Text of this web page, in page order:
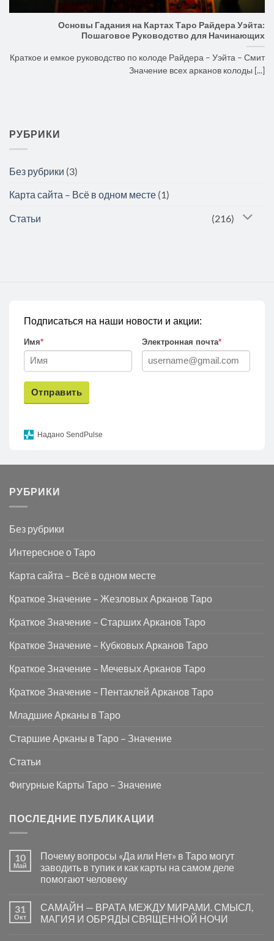
Основы Гадания на Картах Таро Райдера Уэйта:
Пошаговое Руководство для Начинающих
Краткое и емкое руководство по колоде Райдера – Уэйта – Смит
Значение всех арканов колоды [...]
РУБРИКИ
Без рубрики (3)
Карта сайта – Всё в одном месте (1)
Статьи (216)
Подписаться на наши новости и акции:
Имя* Электронная почта*
Отправить
Надано SendPulse
РУБРИКИ
Без рубрики
Интересное о Таро
Карта сайта – Всё в одном месте
Краткое Значение – Жезловых Арканов Таро
Краткое Значение – Старших Арканов Таро
Краткое Значение – Кубковых Арканов Таро
Краткое Значение – Мечевых Арканов Таро
Краткое Значение – Пентаклей Арканов Таро
Младшие Арканы в Таро
Старшие Арканы в Таро – Значение
Статьи
Фигурные Карты Таро – Значение
ПОСЛЕДНИЕ ПУБЛИКАЦИИ
10
Май
Почему вопросы «Да или Нет» в Таро могут
заводить в тупик и как карты на самом деле
помогают человеку
записи
Почему
вопросы
31
Окт
САМАЙН — ВРАТА МЕЖДУ МИРАМИ. СМЫСЛ,
МАГИЯ И ОБРЯДЫ СВЯЩЕННОЙ НОЧИ